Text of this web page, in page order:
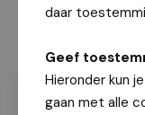
daar
Geef
Hieronder kun
gaan met alle